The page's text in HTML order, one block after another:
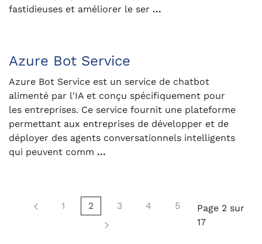
fastidieuses et améliorer le ser ...
Azure Bot Service
Azure Bot Service est un service de chatbot
alimenté par l'IA et conçu spécifiquement pour
les entreprises. Ce service fournit une plateforme
permettant aux entreprises de développer et de
déployer des agents conversationnels intelligents
qui peuvent comm ...
1 2 3 4 5
Page 2 sur
17